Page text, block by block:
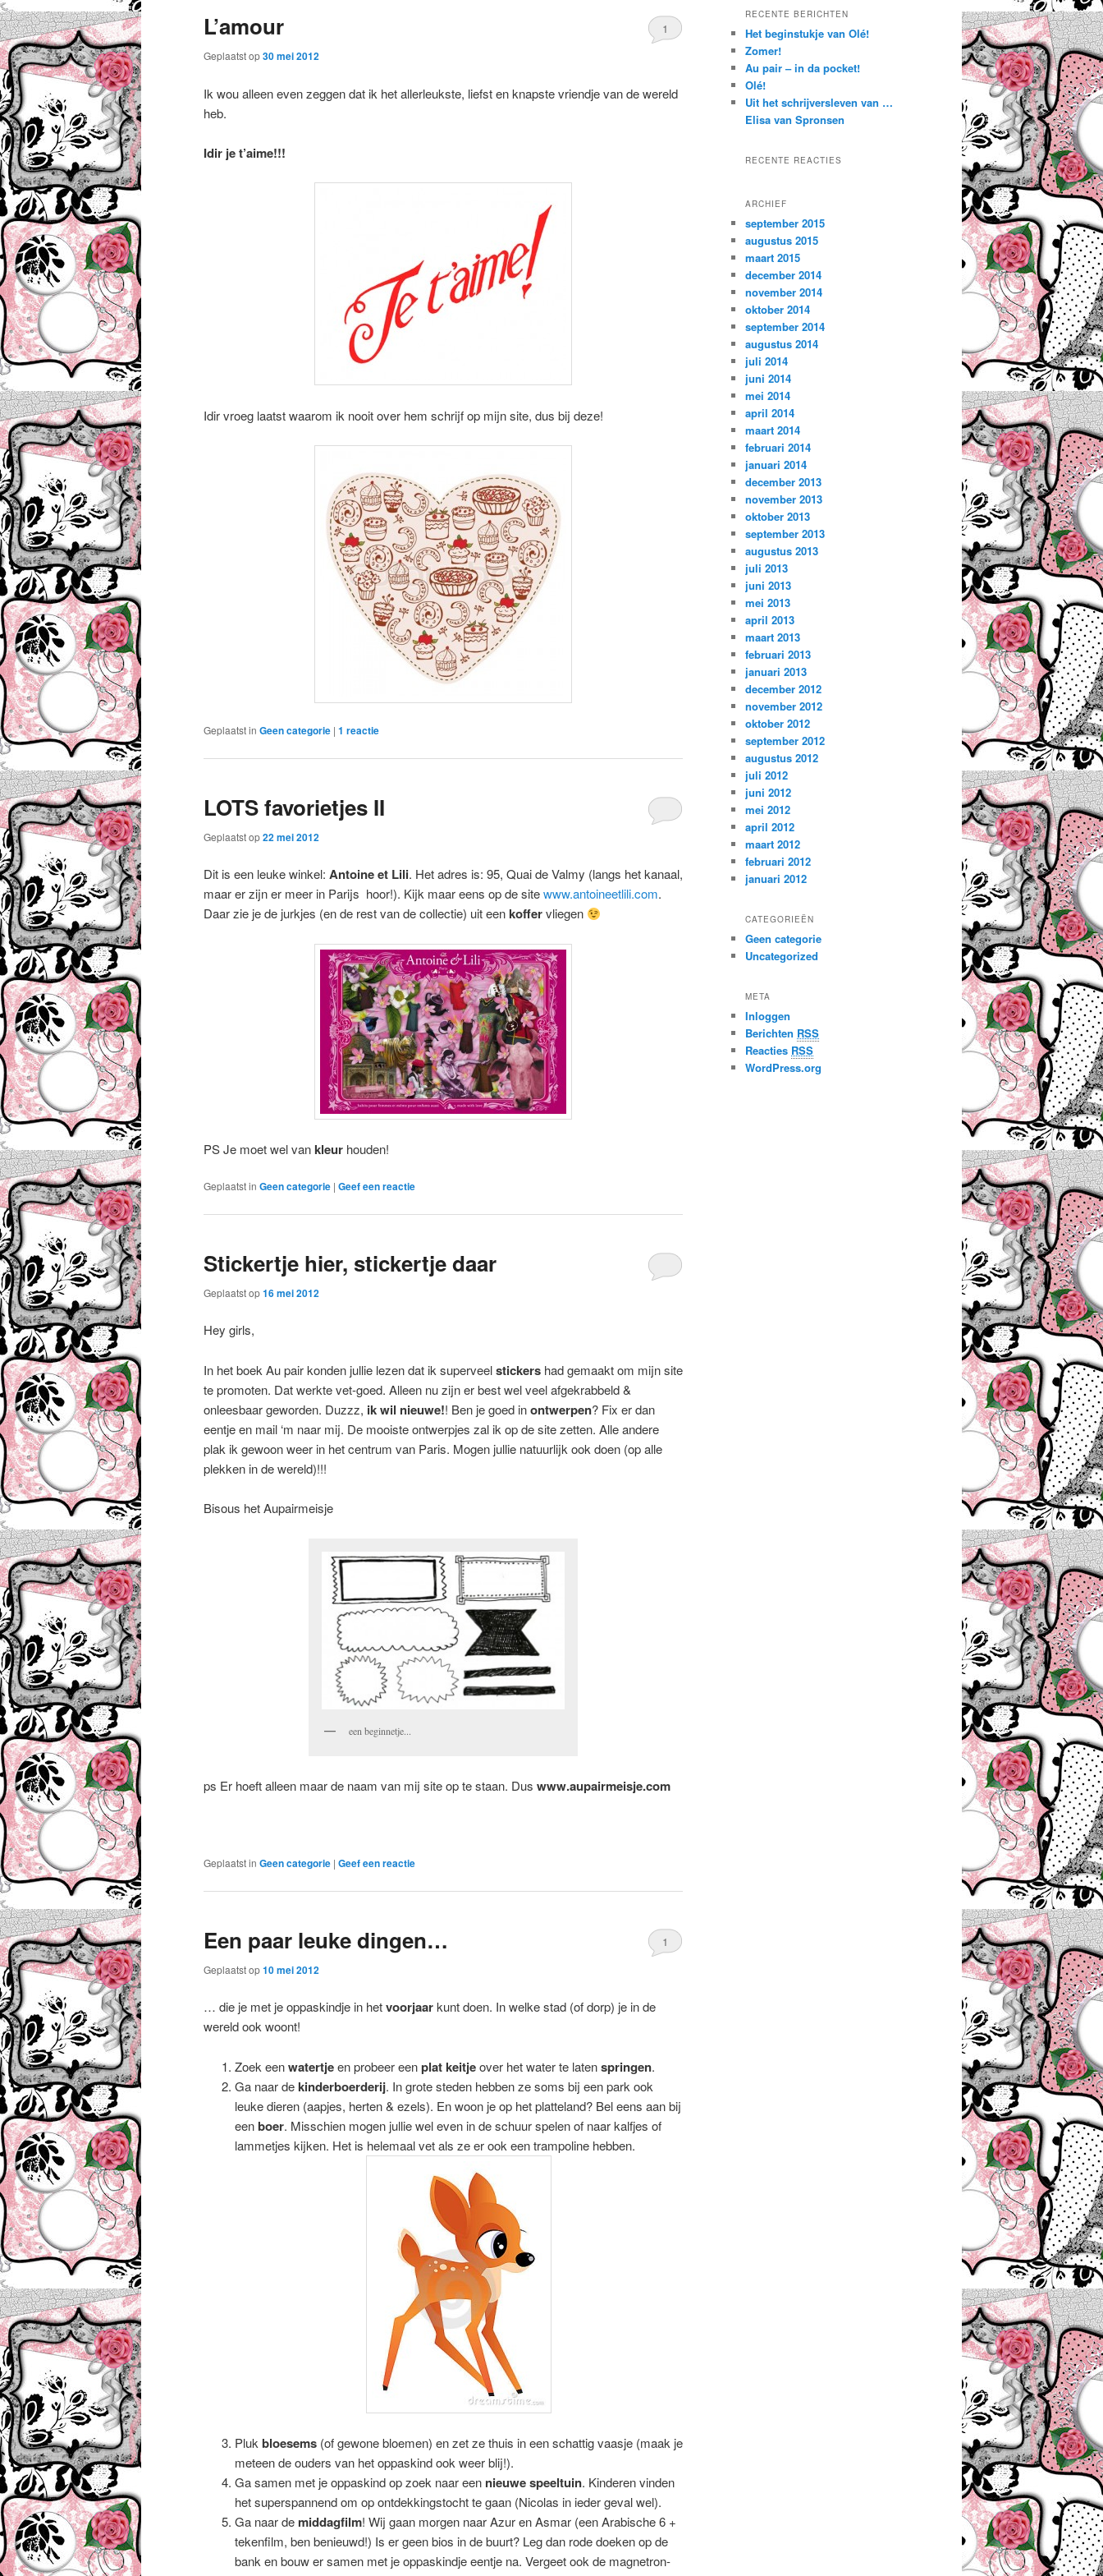
L’amour
Geplaatst op30 mei 2012
1
Ik wou alleen even zeggen dat ik het allerleukste, liefst en knapste vriendje van de wereld
heb.
Idir je t’aime!!!
Idir vroeg laatst waarom ik nooit over hem schrijf op mijn site, dus bij deze!
Geplaatst in Geen categorie | 1 reactie
LOTS favorietjes II
Geplaatst op22 mei 2012
Dit is een leuke winkel: Antoine et Lili. Het adres is: 95, Quai de Valmy (langs het kanaal,
maar er zijn er meer in Parijs hoor!). Kijk maar eens op de sitewww.antoineetlili.com.
Daar zie je de jurkjes (en de rest van de collectie) uit eenkoffervliegen
PS Je moet wel vankleur houden!
Geplaatst in Geen categorie | Geef een reactie
Stickertje hier, stickertje daar
Geplaatst op16 mei 2012
Hey girls,
In het boek Au pair konden jullie lezen dat ik superveelstickers had gemaakt om mijn site
te promoten. Dat werkte vet-goed. Alleen nu zijn er best wel veel afgekrabbeld &
onleesbaar geworden. Duzzz, ik wil nieuwe!! Ben je goed inontwerpen? Fix er dan
eentje en mail ‘m naar mij. De mooiste ontwerpjes zal ik op de site zetten. Alle andere
plak ik gewoon weer in het centrum van Paris. Mogen jullie natuurlijk ook doen (op alle
plekken in de wereld)!!!
Bisous het Aupairmeisje
een beginnetje...
ps Er hoeft alleen maar de naam van mij site op te staan. Dus www.aupairmeisje.com
Geplaatst in Geen categorie | Geef een reactie
Een paar leuke dingen…
Geplaatst op10 mei 2012
1
… die je met je oppaskindje in hetvoorjaarkunt doen. In welke stad (of dorp) je in de
wereld ook woont!
Zoek eenwatertjeen probeer eenplat keitjeover het water te latenspringen.
Ga naar dekinderboerderij. In grote steden hebben ze soms bij een park ook
leuke dieren (aapjes, herten & ezels). En woon je op het platteland? Bel eens aan bij
eenboer. Misschien mogen jullie wel even in de schuur spelen of naar kalfjes of
lammetjes kijken. Het is helemaal vet als ze er ook een trampoline hebben.
Pluk bloesems(of gewone bloemen) en zet ze thuis in een schattig vaasje (maak je
meteen de ouders van het oppaskind ook weer blij!).
Ga samen met je oppaskind op zoek naar een nieuwe speeltuin. Kinderen vinden
het superspannend om op ontdekkingstocht te gaan (Nicolas in ieder geval wel).
Ga naar de middagfilm! Wij gaan morgen naar Azur en Asmar (een Arabische 6 +
tekenfilm, ben benieuwd!) Is er geen bios in de buurt? Leg dan rode doeken op de
bank en bouw er samen met je oppaskindje eentje na. Vergeet ook de magnetron-
k
n
RECENTE BERICHTEN
Het beginstukje van Olé!
Zomer!
Au pair – in da pocket!
Olé!
Uit het schrijversleven van …
Elisa van Spronsen
RECENTE REACTIES
ARCHIEF
september 2015
augustus 2015
maart 2015
december 2014
november 2014
oktober 2014
september 2014
augustus 2014
juli 2014
juni 2014
mei 2014
april 2014
maart 2014
februari 2014
januari 2014
december 2013
november 2013
oktober 2013
september 2013
augustus 2013
juli 2013
juni 2013
mei 2013
april 2013
maart 2013
februari 2013
januari 2013
december 2012
november 2012
oktober 2012
september 2012
augustus 2012
juli 2012
juni 2012
mei 2012
april 2012
maart 2012
februari 2012
januari 2012
CATEGORIEËN
Geen categorie
Uncategorized
META
Inloggen
Berichten RSS
Reacties RSS
WordPress.org